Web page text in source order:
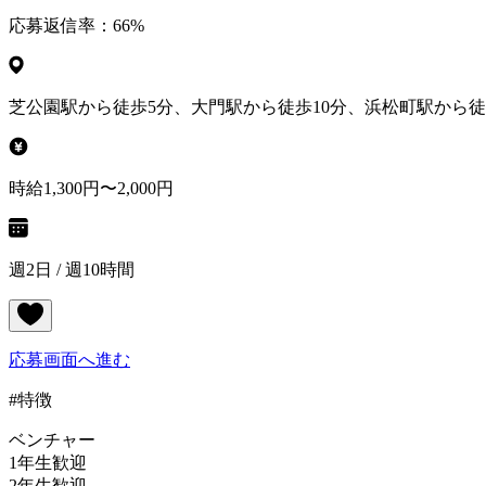
応募返信率： 66%
芝公園駅から徒歩5分、大門駅から徒歩10分、浜松町駅から
時給1,300円〜2,000円
週2日 / 週10時間
応募画面へ進む
#特徴
ベンチャー
1年生歓迎